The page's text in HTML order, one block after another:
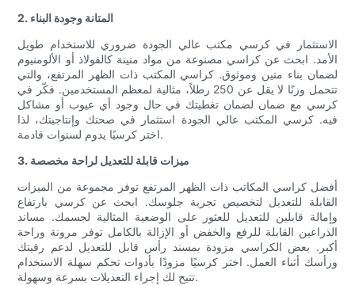
2. المتانة وجودة البناء
الاستثمار في كرسي مكتب عالي الجودة ضروري للاستخدام طويل
الأمد. ابحث عن كراسي مصنوعة من مواد متينة كالفولاذ أو الألومنيوم
لضمان بناء متين وموثوق. كراسي المكتب ذات الظهر المرتفع، والتي
تتحمل وزنًا لا يقل عن 250 رطلاً، مثالية لمعظم المستخدمين. فكّر في
كرسي مع ضمان لضمان تغطيتك في حال وجود أي عيوب أو مشاكل
فيه. كرسي المكتب عالي الجودة استثمار في صحتك وإنتاجيتك، لذا
اختر كرسيًا يدوم لسنوات قادمة.
3. ميزات قابلة للتعديل لراحة مخصصة
أفضل كراسي المكاتب ذات الظهر المرتفع توفر مجموعة من الميزات
القابلة للتعديل لتخصيص تجربة جلوسك. ابحث عن كرسي بارتفاع
وإمالة قابلين للتعديل للعثور على الوضعية المثالية لجسمك. مساند
الذراعين القابلة للرفع والخفض أو الإزالة بالكامل توفر مرونة وراحة
أكبر. بعض الكراسي مزودة بمسند رأس قابل للتعديل لدعم رقبتك
ورأسك أثناء العمل. اختر كرسيًا مزودًا بأدوات تحكم سهلة الاستخدام
تتيح لك إجراء التعديلات بسرعة وسهولة.